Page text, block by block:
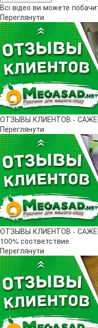
Всі відео ви можете
Переглянути
ОТЗЫВЫ КЛИЕНТОВ -
Переглянути
ОТЗЫВЫ КЛИЕНТОВ -
100% соответствие
Переглянути